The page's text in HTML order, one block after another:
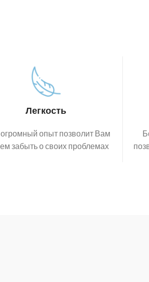
Легкость
опыт позволит Вам
забыть о своих проблемах